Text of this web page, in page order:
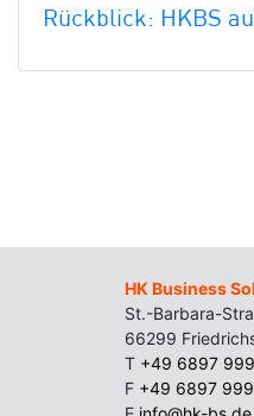
Rückblick: HKBS
HK Business
St.-Barbara-
66299
T +49 6897
F +49 6897